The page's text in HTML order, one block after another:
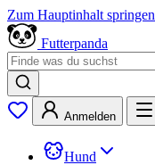
Zum Hauptinhalt springen
Futterpanda
Anmelden
Hund